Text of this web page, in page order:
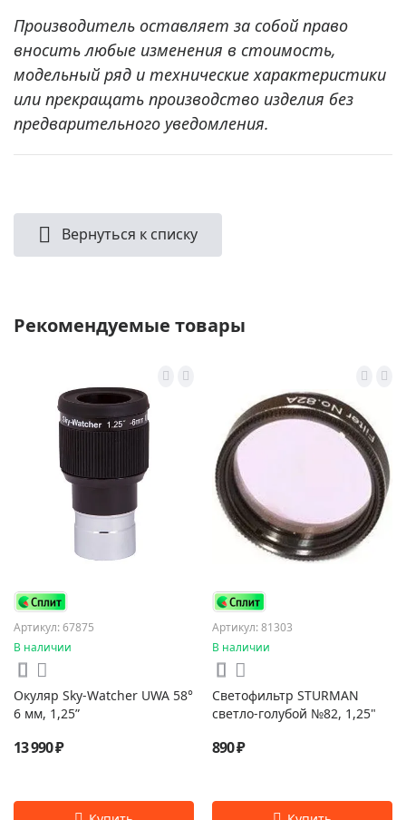
Производитель оставляет за собой право
вносить любые изменения в стоимость,
модельный ряд и технические характеристики
или прекращать производство изделия без
предварительного уведомления.
Вернуться к списку
Рекомендуемые товары
Артикул: 67875
В наличии
Окуляр Sky-Watcher UWA 58°
6 мм, 1,25”
13 990 ₽
Артикул: 81303
В наличии
Светофильтр STURMAN
светло-голубой №82, 1,25"
890 ₽